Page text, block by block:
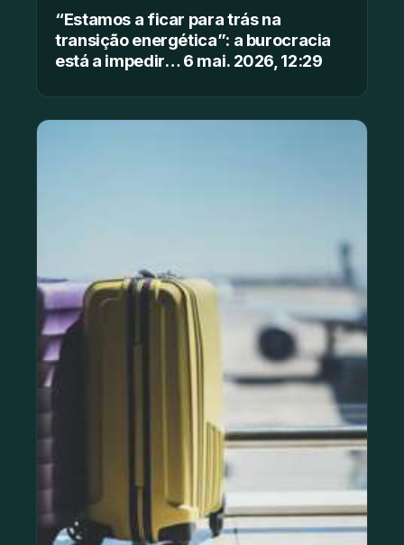
“Estamos a ficar para trás na
transição energética”: a burocracia
está a impedir… 6 mai. 2026, 12:29